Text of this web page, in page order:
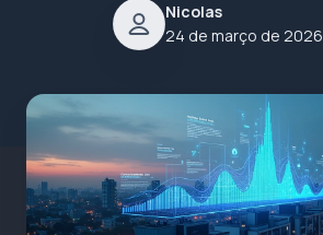
Nicolas
24 de março de 2026